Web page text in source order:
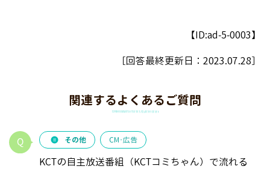
【ID:ad-5-0003】
［回答最終更新日： 2023.07.28］
関連するよくあるご質問
その他 CM･広告
KCTの自主放送番組（KCTコミちゃん）で流れる